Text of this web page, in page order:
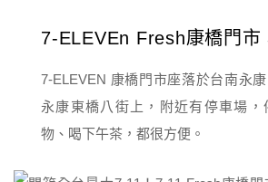
7-ELEVEn Fresh康橋門市
7-ELEVEN 康橋門市座落於台南永
永康東橋八街上，附近有停車場，
物、喝下午茶，都很方便。